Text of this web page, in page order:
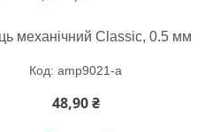
механічний Classic, 0.5 мм
amp9021-a
48,90 ₴